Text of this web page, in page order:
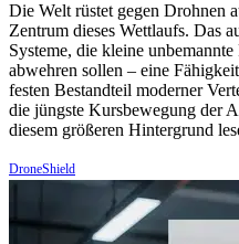
Die Welt rüstet gegen Drohnen
Zentrum dieses Wettlaufs. Das
Systeme, die kleine
abwehren sollen – eine
festen Bestandteil moderner
die jüngste Kursbewegung der
diesem größeren Hintergrund
DroneShield